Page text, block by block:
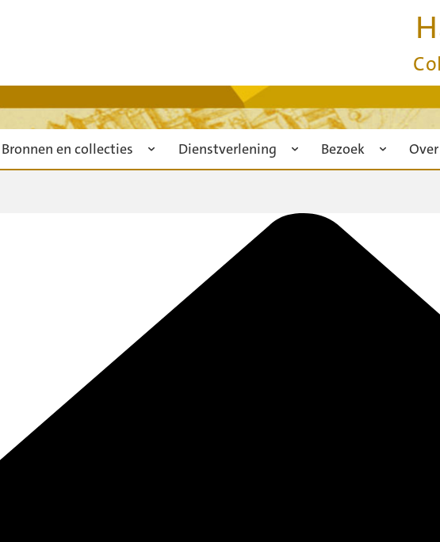
Bronnen en collecties Dienstverlening Bezoek Over